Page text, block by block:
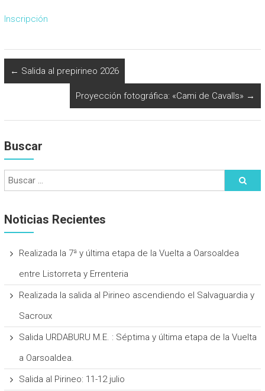
Inscripción
← Salida al prepirineo 2026
Proyección fotográfica: «Cami de Cavalls» →
Buscar
Noticias Recientes
Realizada la 7ª y última etapa de la Vuelta a Oarsoaldea
entre Listorreta y Errenteria
Realizada la salida al Pirineo ascendiendo el Salvaguardia y
Sacroux
Salida URDABURU M.E. : Séptima y última etapa de la Vuelta
a Oarsoaldea.
Salida al Pirineo: 11-12 julio